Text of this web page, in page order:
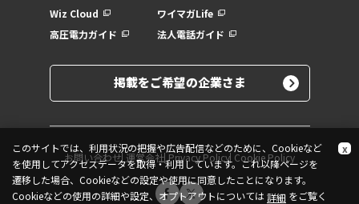
Wiz Cloud
ワイマガLife
高圧電力ガイド
法人電話ガイド
掲載をご希望の企業さま
お問い合わせ 運営会社 Privacy Policy Cookie Policy
このサイトでは、利用状況の把握や広告配信などのために、Cookieなど
を使用してアクセスデータを取得・利用しています。これ以降ページを
遷移した場合、Cookieなどの設定や使用に同意したことになります。
Cookieなどの使用の詳細や設定、オプトアウトについては詳細
x
をご覧く